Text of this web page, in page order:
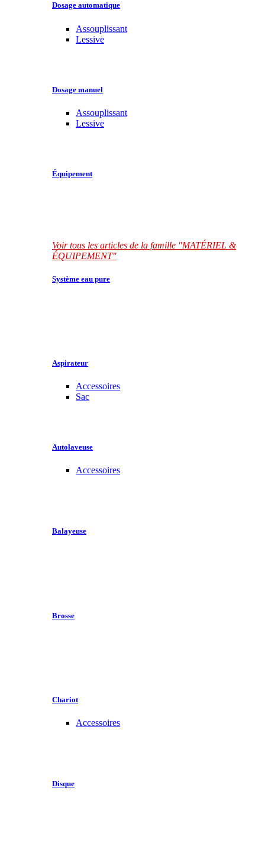
Dosage automatique
Assouplissant
Lessive
Dosage manuel
Assouplissant
Lessive
Équipement
Voir tous les articles de la famille "MATÉRIEL &
ÉQUIPEMENT"
Système eau pure
Aspirateur
Accessoires
Sac
Autolaveuse
Accessoires
Balayeuse
Brosse
Chariot
Accessoires
Disque